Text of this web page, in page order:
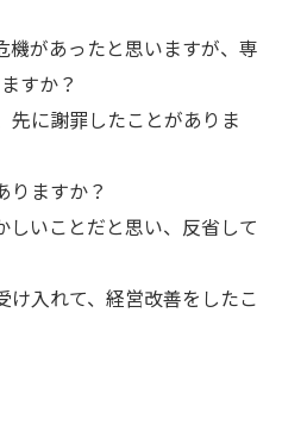
があったと思いますが、専
すか？
に謝罪したことがありま
ますか？
いことだと思い、反省して
入れて、経営改善をしたこ